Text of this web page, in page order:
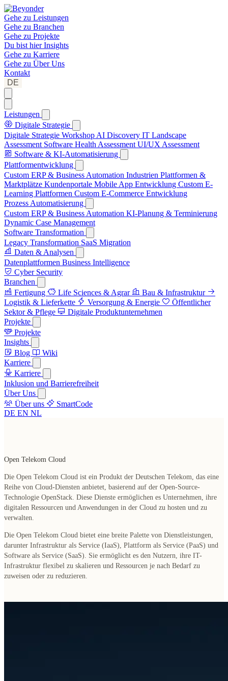
Gehe zu Leistungen
Gehe zu Branchen
Gehe zu Projekte
Du bist hierInsights
Gehe zu Karriere
Gehe zu Über Uns
Kontakt
DE
Leistungen
Digitale Strategie
Digitale Strategie Workshop AI Discovery IT Landscape
Assessment Software Health Assessment UI/UX Assessment
Software & KI-Automatisierung
Plattformentwicklung
Custom ERP & Business Automation Industrien Plattformen &
Marktplätze Kundenportale Mobile App Entwicklung Custom E-
Learning Plattformen Custom E-Commerce Entwicklung
Prozess Automatisierung
Custom ERP & Business Automation KI-Planung & Terminierung
Dynamic Case Management
Software Transformation
Legacy Transformation SaaS Migration
Daten & Analysen
Datenplattformen Business Intelligence
Cyber Security
Branchen
Fertigung
Life Sciences & Agrar
Bau & Infrastruktur
Logistik & Lieferkette
Versorgung & Energie
Öffentlicher
Sektor & Pflege
Digitale Produktunternehmen
Projekte
Projekte
Insights
Blog
Wiki
Karriere
Karriere
Inklusion und Barrierefreiheit
Über Uns
Über uns
SmartCode
DE EN NL
Open Telekom Cloud
Die Open Telekom Cloud ist ein Produkt der Deutschen Telekom, das eine
Reihe von Cloud-Diensten anbietet, basierend auf der Open-Source-
Technologie OpenStack. Diese Dienste ermöglichen es Unternehmen, ihre
digitalen Ressourcen und Anwendungen in der Cloud zu hosten und zu
verwalten.
Die Open Telekom Cloud bietet eine breite Palette von Dienstleistungen,
darunter Infrastruktur als Service (IaaS), Plattform als Service (PaaS) und
Software als Service (SaaS). Sie ermöglicht es den Nutzern, ihre IT-
Infrastruktur flexibel zu skalieren und Ressourcen je nach Bedarf zu
zuweisen oder zu reduzieren.